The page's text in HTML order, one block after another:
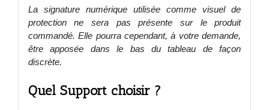
La signature numérique utilisée comme visuel de
protection ne sera pas présente sur le produit
commandé. Elle pourra cependant, à votre demande,
être apposée dans le bas du tableau de façon
discrète.
Quel Support choisir ?